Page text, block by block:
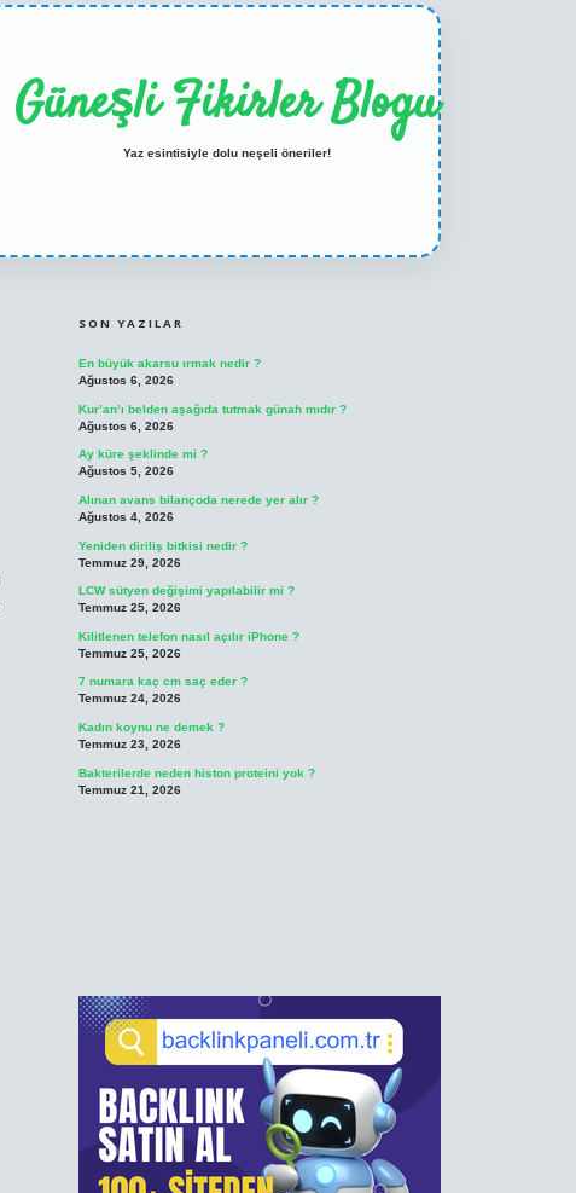
Güneşli Fikirler Blogu
Yaz esintisiyle dolu neşeli öneriler!
SON YAZILAR
En büyük akarsu ırmak nedir ?
Ağustos 6, 2026
Kur’an’ı belden aşağıda tutmak günah mıdır ?
Ağustos 6, 2026
Ay küre şeklinde mi ?
Ağustos 5, 2026
Alınan avans bilançoda nerede yer alır ?
Ağustos 4, 2026
Yeniden diriliş bitkisi nedir ?
Temmuz 29, 2026
LCW sütyen değişimi yapılabilir mi ?
Temmuz 25, 2026
Kilitlenen telefon nasıl açılır iPhone ?
Temmuz 25, 2026
7 numara kaç cm saç eder ?
Temmuz 24, 2026
Kadın koynu ne demek ?
Temmuz 23, 2026
Bakterilerde neden histon proteini yok ?
Temmuz 21, 2026